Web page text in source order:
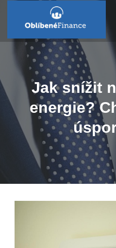
Jak snížit
energie?